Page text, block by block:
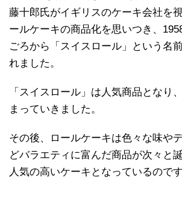
藤十郎氏がイギリスのケーキ会社を
ールケーキの商品化を思いつき、
ごろから「スイスロール」という名
れました。
「スイスロール」は人気商品となり
まっていきました。
その後、ロールケーキは色々な味や
どバラエティに富んだ商品が次々と
人気の高いケーキとなっているのです